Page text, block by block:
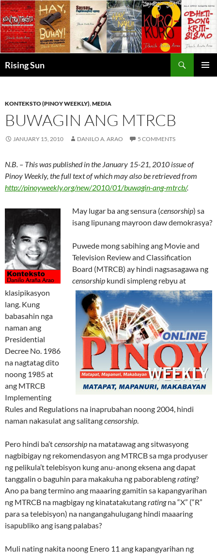
Skip
to
content
Rising Sun
KONTEKSTO (PINOY WEEKLY),MEDIA
BUWAGIN ANG MTRCB
JANUARY 15, 2010 DANILO A. ARAO 5 COMMENTS
N.B. – This was published in the January 15-21, 2010 issue of
Pinoy Weekly, the full text of which may also be retrieved from
http://pinoyweekly.org/new/2010/01/buwagin-ang-mtrcb/.
May lugar ba ang sensura (censorship) sa
isang lipunang mayroon daw demokrasya?
Puwede mong sabihing ang Movie and
Television Review and Classification
Board (MTRCB) ay hindi nagsasagawa ng
censorship kundi simpleng rebyu at
klasipikasyon
lang. Kung
babasahin nga
naman ang
Presidential
Decree No. 1986
na nagtatag dito
noong 1985 at
ang MTRCB
Implementing
Rules and Regulations na inaprubahan noong 2004, hindi
naman nakasulat ang salitangcensorship.
Pero hindi ba’tcensorship na matatawag ang sitwasyong
nagbibigay ng rekomendasyon ang MTRCB sa mga prodyuser
ng pelikula’t telebisyon kung anu-anong eksena ang dapat
tanggalin o baguhin para makakuha ng paborablengrating?
Ano pa bang termino ang maaaring gamitin sa kapangyarihan
ng MTRCB na magbigay ng kinatatakutangratingna “X” (“R”
para sa telebisyon) na nangangahulugang hindi maaaring
isapubliko ang isang palabas?
Muli nating nakita noong Enero 11 ang kapangyarihan ng